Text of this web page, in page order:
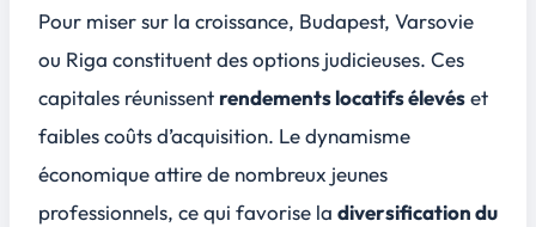
Pour miser sur la croissance, Budapest, Varsovie
ou Riga constituent des options judicieuses. Ces
capitales réunissent rendements locatifs élevéset
faibles coûts d’acquisition. Le dynamisme
économique attire de nombreux jeunes
professionnels, ce qui favorise la diversification du